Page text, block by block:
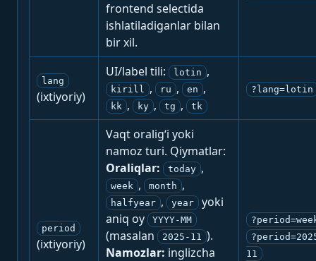
frontend selectida
ishlatiladiganlar bilan
bir xil.
lang
(ixtiyoriy)
UI/label tili: lotin ,
kirill , ru , en ,
kk , ky , tg , tk
?lang=lotin
period
(ixtiyoriy)
Vaqt oralig‘i yoki
namoz turi. Qiymatlar:
Oraliqlar:
today ,
week , month ,
halfyear , year
yoki
aniq oy
YYYY-MM
(masalan 2025-11 ).
Namozlar: inglizcha
11